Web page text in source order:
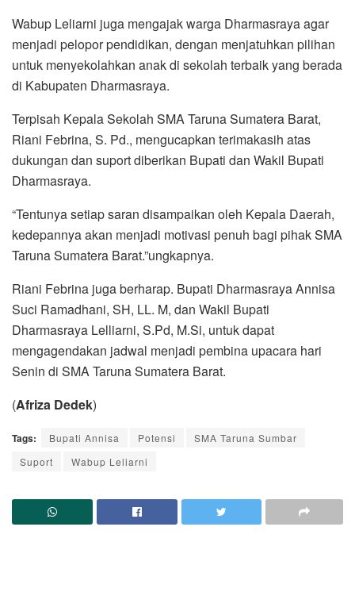
Wabup Leliarni juga mengajak warga Dharmasraya agar
menjadi pelopor pendidikan, dengan menjatuhkan pilihan
untuk menyekolahkan anak di sekolah terbaik yang berada
di Kabupaten Dharmasraya.
Terpisah Kepala Sekolah SMA Taruna Sumatera Barat,
Riani Febrina, S. Pd., mengucapkan terimakasih atas
dukungan dan suport diberikan Bupati dan Wakil Bupati
Dharmasraya.
“Tentunya setiap saran disampaikan oleh Kepala Daerah,
kedepannya akan menjadi motivasi penuh bagi pihak SMA
Taruna Sumatera Barat.”ungkapnya.
Riani Febrina juga berharap. Bupati Dharmasraya Annisa
Suci Ramadhani, SH, LL. M, dan Wakil Bupati
Dharmasraya Lelliarni, S.Pd, M.Si, untuk dapat
mengagendakan jadwal menjadi pembina upacara hari
Senin di SMA Taruna Sumatera Barat.
(Afriza Dedek)
Tags: Bupati Annisa Potensi
SMA Taruna Sumbar
Suport
Wabup Leliarni